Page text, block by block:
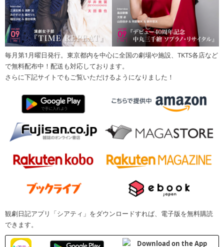
毎月第1月曜日発行。東京都内を中心に全国の劇場や施設、TKTS各店など
で無料配布中！配送も対応しております。
さらに下記サイトでもご覧いただけるようになりました！
観劇日記アプリ「シアティ」をダウンロードすれば、電子版を無料購読
できます。